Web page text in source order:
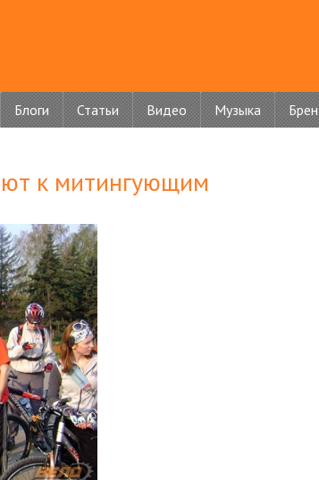
Блоги Статьи Видео Музыка
к митингующим